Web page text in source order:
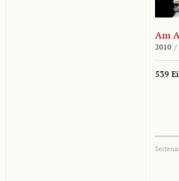
Am
2010 /
539